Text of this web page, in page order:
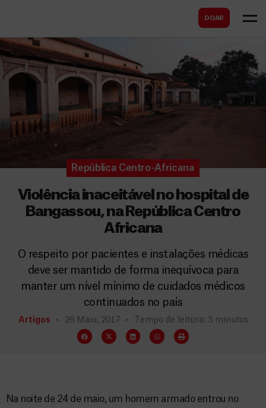
DOAR
r
República Centro-Africana
Violência inaceitável no hospital de
Bangassou, na República Centro
Africana
O respeito por pacientes e instalações médicas
deve ser mantido de forma inequívoca para
manter um nível mínimo de cuidados médicos
continuados no país
Artigos 26 Maio, 2017 Tempo de leitura: 3 minutos
Na noite de 24 de maio, um homem armado entrou no
c
a